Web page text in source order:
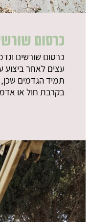
כרסום
כרסום שורשים
עצים לאחר ביצוע
תמיד הגדמים
בקרבת חול או